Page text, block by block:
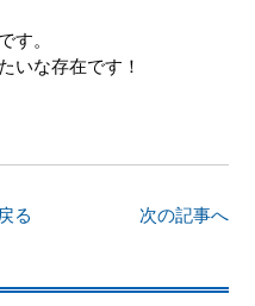
す。
いな存在です！
る 次の記事へ